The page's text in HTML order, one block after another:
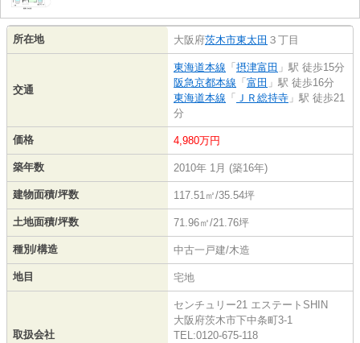
所在地 大阪府茨木市東太田 ３丁目
交通
東海道本線 「 摂津富田 」駅 徒歩15分
阪急京都本線 「 富田 」駅 徒歩16分
東海道本線 「 ＪＲ総持寺 」駅 徒歩21
分
価格 4,980万円
築年数 2010年 1月 (築16年)
建物面積/坪数 117.51㎡/35.54坪
土地面積/坪数 71.96㎡/21.76坪
種別/構造 中古一戸建/木造
地目 宅地
取扱会社
センチュリー21 エステートSHIN
大阪府茨木市下中条町3-1
TEL:0120-675-118